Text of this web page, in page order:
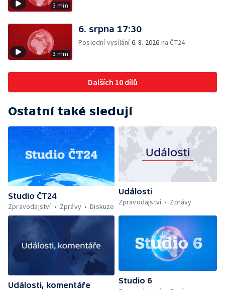
3 min
3 min
6. srpna 17:30
Poslední vysílání6. 8. 2026 na ČT24
Dalších 10 dílů
Ostatní také sledují
Studio ČT24
Zpravodajství
Zprávy Diskuze
Události
Zpravodajství
Zprávy
Události, komentáře
Studio 6